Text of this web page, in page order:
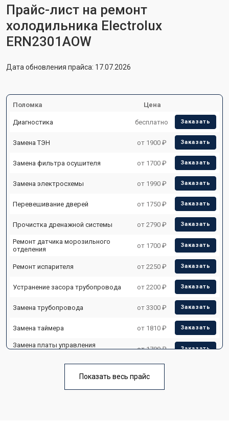
Прайс-лист на ремонт
холодильника Electrolux
ERN2301AOW
Дата обновления прайса: 17.07.2026
Поломка Цена
Диагностика бесплатно Заказать
Замена ТЭН от 1900 ₽ Заказать
Замена фильтра осушителя от 1700 ₽ Заказать
Замена электросхемы от 1990 ₽ Заказать
Перевешивание дверей от 1750 ₽ Заказать
Прочистка дренажной системы от 2790 ₽ Заказать
Ремонт датчика морозильного
отделения
от 1700 ₽ Заказать
Ремонт испарителя от 2250 ₽ Заказать
Устранение засора трубопровода от 2200 ₽ Заказать
Замена трубопровода от 3300 ₽ Заказать
Замена таймера от 1810 ₽ Заказать
Замена платы управления
от 1700 ₽ Заказать
Ремонт/замена датчика
Замена термостата от 1700 ₽
Показать весь прайс